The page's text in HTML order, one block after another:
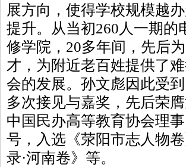
展方向，使得学校规模越
提升。从当初260人一期
修学院，20多年间，先后
才，为附近老百姓提供了
会的发展。孙文彪因此受
多次接见与嘉奖，先后荣
中国民办高等教育协会理
号，入选《荥阳市志人物
录·河南卷》等。